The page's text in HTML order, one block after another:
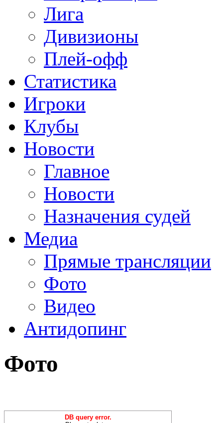
Лига
Дивизионы
Плей-офф
Статистика
Игроки
Клубы
Новости
Главное
Новости
Назначения судей
Медиа
Прямые трансляции
Фото
Видео
Антидопинг
Фото
DB query error.